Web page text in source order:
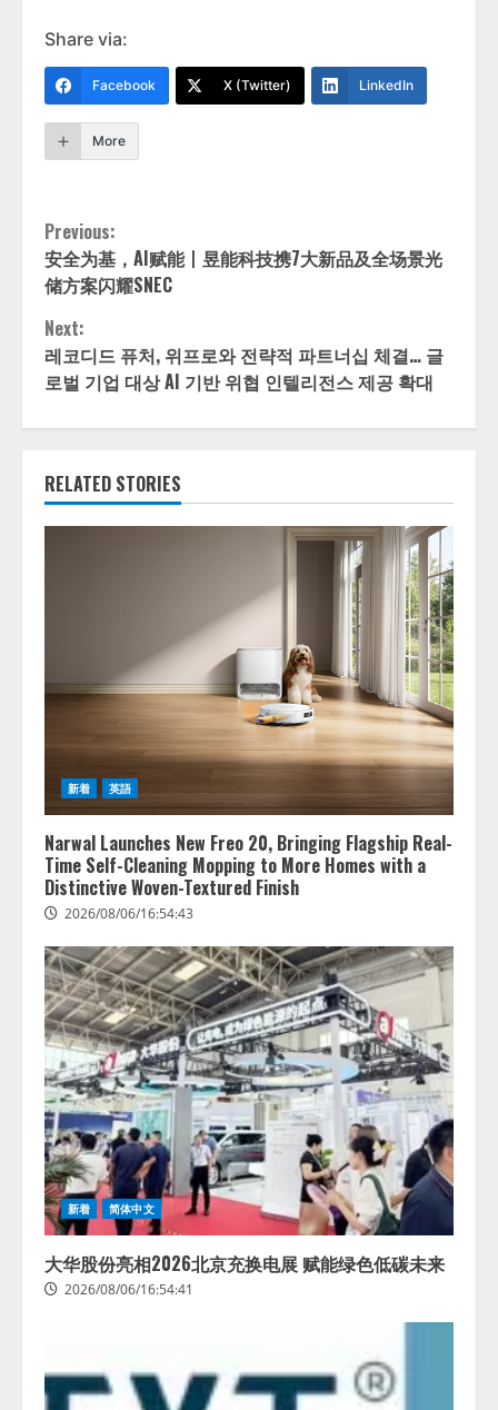
Share via:
Facebook X (Twitter) LinkedIn
More
Continue
Reading
Previous:
安全为基，AI赋能丨昱能科技携7大新品及全场景光
储方案闪耀SNEC
Next:
레코디드 퓨처, 위프로와 전략적 파트너십 체결… 글
로벌 기업 대상 AI 기반 위협 인텔리전스 제공 확대
RELATED STORIES
新着 英語
Narwal Launches New Freo 20, Bringing Flagship Real-
Time Self-Cleaning Mopping to More Homes with a
Distinctive Woven-Textured Finish
2026/08/06/16:54:43
新着 简体中文
大华股份亮相2026北京充换电展 赋能绿色低碳未来
2026/08/06/16:54:41